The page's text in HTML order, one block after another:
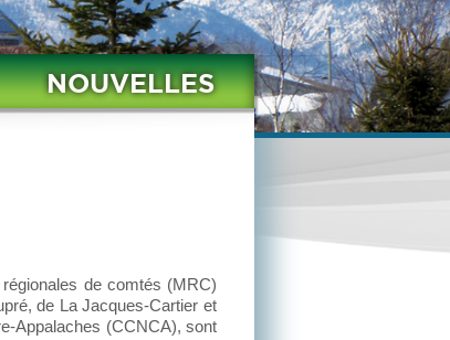
NOUVELLES
de comtés (MRC)
de La Jacques-Cartier et
Appalaches (CCNCA), sont